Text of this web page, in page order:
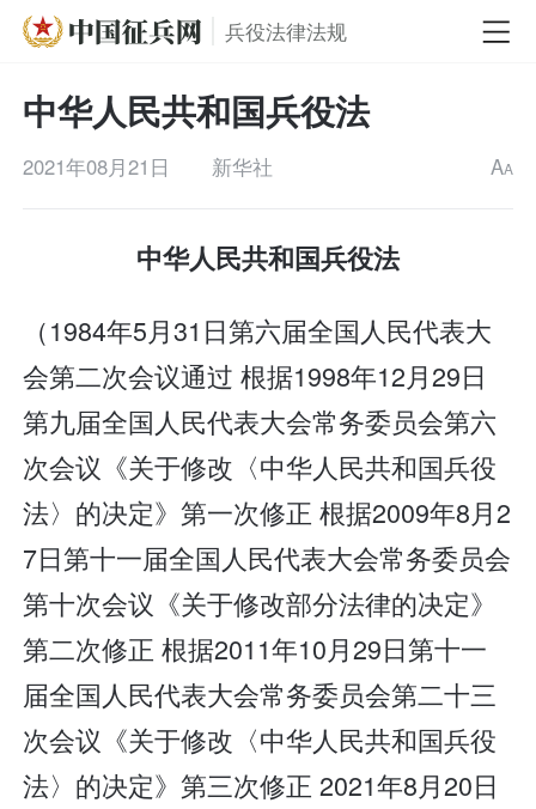
兵役法律法规
中华人民共和国兵役法
2021年08月21日 新华社 AA
中华人民共和国兵役法
（1984年5月31日第六届全国人民代表大
会第二次会议通过 根据1998年12月29日
第九届全国人民代表大会常务委员会第六
次会议《关于修改〈中华人民共和国兵役
法〉的决定》第一次修正 根据2009年8月2
7日第十一届全国人民代表大会常务委员会
第十次会议《关于修改部分法律的决定》
第二次修正 根据2011年10月29日第十一
届全国人民代表大会常务委员会第二十三
次会议《关于修改〈中华人民共和国兵役
法〉的决定》第三次修正 2021年8月20日